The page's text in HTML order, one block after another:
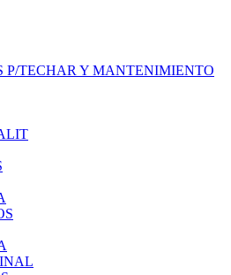
P/TECHAR Y MANTENIMIENTO